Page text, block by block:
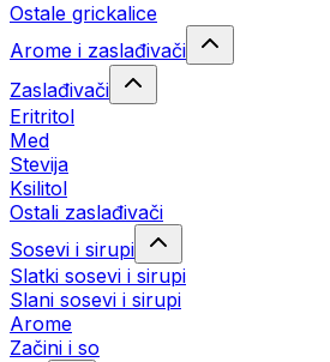
Ostale grickalice
Arome i zaslađivači
Zaslađivači
Eritritol
Med
Stevija
Ksilitol
Ostali zaslađivači
Sosevi i sirupi
Slatki sosevi i sirupi
Slani sosevi i sirupi
Arome
Začini i so